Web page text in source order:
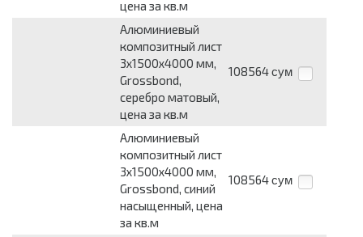
цена за кв.м
Алюминиевый
композитный лист
3х1500х4000 мм,
Grossbond,
серебро матовый,
цена за кв.м
108564 сум
Алюминиевый
композитный лист
3х1500х4000 мм,
Grossbond, синий
насыщенный, цена
за кв.м
108564 сум